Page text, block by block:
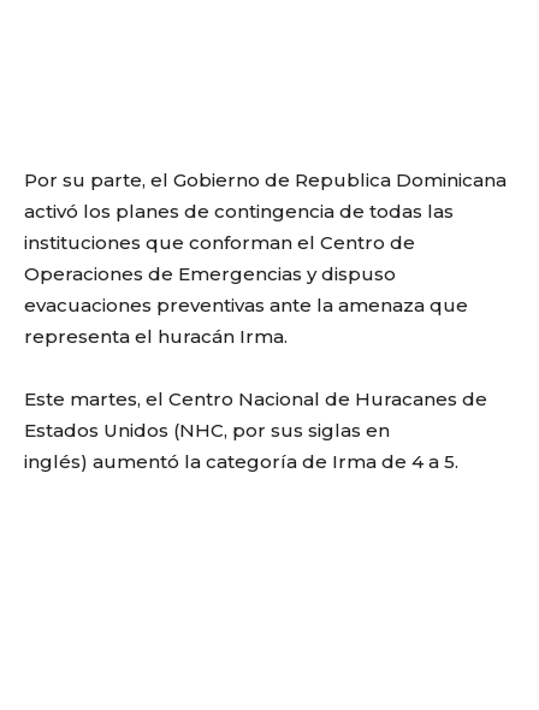
Por su parte, el Gobierno de Republica Dominicana
activó los planes de contingencia de todas las
instituciones que conforman el Centro de
Operaciones de Emergencias y dispuso
evacuaciones preventivas ante la amenaza que
representa el huracán Irma.
Este martes, el Centro Nacional de Huracanes de
Estados Unidos (NHC, por sus siglas en
inglés) aumentó la categoría de Irma de 4 a 5.